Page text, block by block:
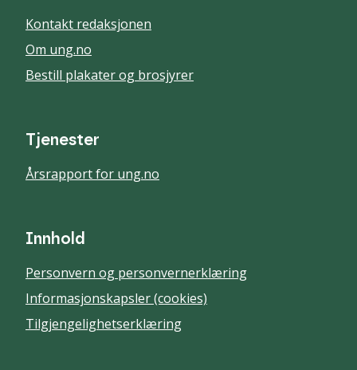
Kontakt redaksjonen
Om ung.no
Bestill plakater og brosjyrer
Tjenester
Årsrapport for ung.no
Innhold
Personvern og personvernerklæring
Informasjonskapsler (cookies)
Tilgjengelighetserklæring